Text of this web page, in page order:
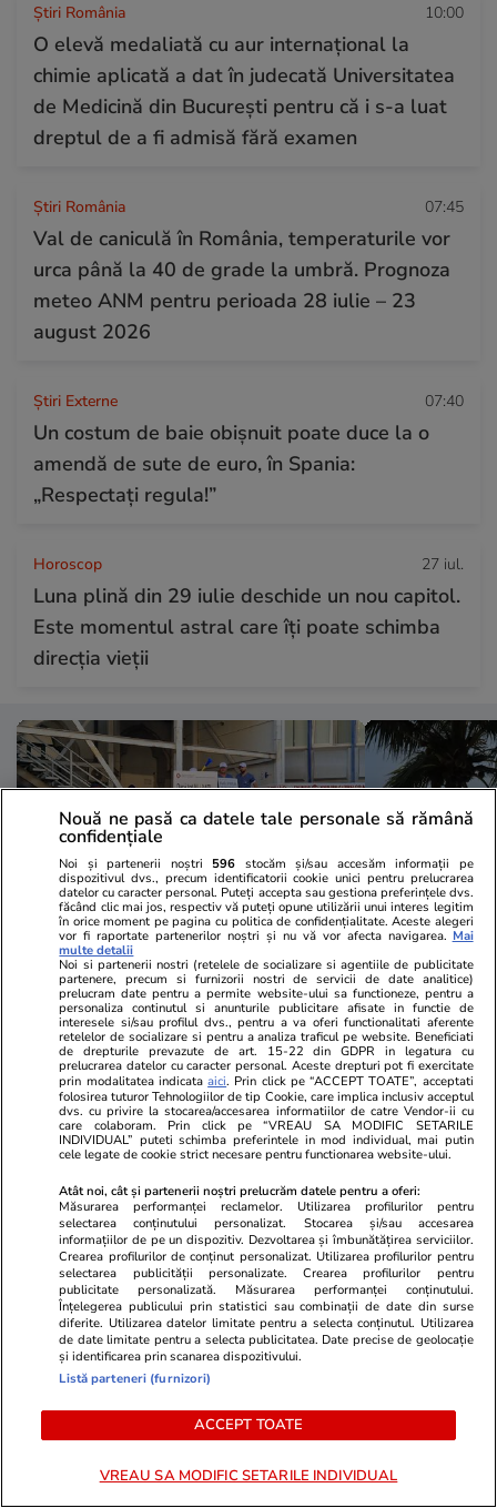
Știri România 10:00
O elevă medaliată cu aur internațional la
chimie aplicată a dat în judecată Universitatea
de Medicină din București pentru că i s-a luat
dreptul de a fi admisă fără examen
Știri România 07:45
Val de caniculă în România, temperaturile vor
urca până la 40 de grade la umbră. Prognoza
meteo ANM pentru perioada 28 iulie – 23
august 2026
Știri Externe 07:40
Un costum de baie obișnuit poate duce la o
amendă de sute de euro, în Spania:
„Respectați regula!”
Horoscop 27 iul.
Luna plină din 29 iulie deschide un nou capitol.
Este momentul astral care îți poate schimba
direcția vieții
Sănătate și Fitness 15:02
„Am ajuns de râsul lumii. Veniți
12 ore într-o gardă la Floreasca!”
Strigătul de disperare al cadrelor
medicale intrate în grevă
generală
Vacanțe și
Ce este
a cuprins
din 2026.
pleacă din
Lifestyle 26 iul.
Ploaia de meteori Delta
Aquaride 2026: când o poți
vedea cel mai bine
Auto 27 iul.
Nouă ne pasă ca datele tale personale să rămână
confidențiale
Noi și partenerii noștri 596 stocăm și/sau accesăm informații pe
dispozitivul dvs., precum identificatorii cookie unici pentru prelucrarea
datelor cu caracter personal. Puteți accepta sau gestiona preferințele dvs.
făcând clic mai jos, respectiv vă puteți opune utilizării unui interes legitim
în orice moment pe pagina cu politica de confidențialitate. Aceste alegeri
vor fi raportate partenerilor noștri și nu vă vor afecta navigarea. Mai
multe detalii
Noi si partenerii nostri (retelele de socializare si agentiile de publicitate
partenere, precum si furnizorii nostri de servicii de date analitice)
prelucram date pentru a permite website-ului sa functioneze, pentru a
personaliza continutul si anunturile publicitare afisate in functie de
interesele si/sau profilul dvs., pentru a va oferi functionalitati aferente
retelelor de socializare si pentru a analiza traficul pe website. Beneficiati
de drepturile prevazute de art. 15-22 din GDPR in legatura cu
prelucrarea datelor cu caracter personal. Aceste drepturi pot fi exercitate
prin modalitatea indicataaici. Prin click pe “ACCEPT TOATE”, acceptati
folosirea tuturor Tehnologiilor de tip Cookie, care implica inclusiv acceptul
dvs. cu privire la stocarea/accesarea informatiilor de catre Vendor-ii cu
care colaboram. Prin click pe “VREAU SA MODIFIC SETARILE
INDIVIDUAL” puteti schimba preferintele in mod individual, mai putin
cele legate de cookie strict necesare pentru functionarea website-ului.
Atât noi, cât și partenerii noștri prelucrăm datele pentru a oferi:
Măsurarea performanței reclamelor. Utilizarea profilurilor pentru
selectarea conținutului personalizat. Stocarea și/sau accesarea
informațiilor de pe un dispozitiv. Dezvoltarea și îmbunătățirea serviciilor.
Crearea profilurilor de conținut personalizat. Utilizarea profilurilor pentru
selectarea publicității personalizate. Crearea profilurilor pentru
publicitate personalizată. Măsurarea performanței conținutului.
Înțelegerea publicului prin statistici sau combinații de date din surse
diferite. Utilizarea datelor limitate pentru a selecta conținutul. Utilizarea
de date limitate pentru a selecta publicitatea. Date precise de geolocație
și identificarea prin scanarea dispozitivului.
Listă parteneri (furnizori)
ACCEPT TOATE
VREAU SA MODIFIC SETARILE INDIVIDUAL